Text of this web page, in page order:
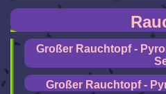
Großer Rauchtopf -
Großer Rauchtopf -